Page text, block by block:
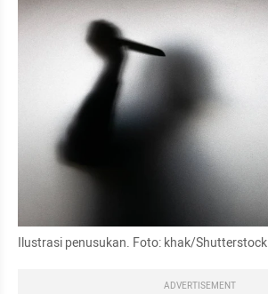
Ilustrasi penusukan. Foto: khak/Shutterstock
ADVERTISEMENT